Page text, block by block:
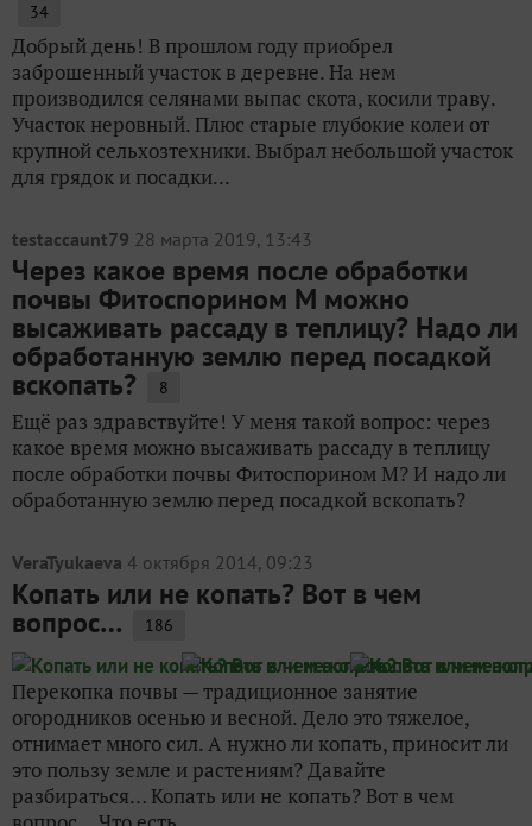
34
Добрый день! В прошлом году приобрел
заброшенный участок в деревне. На нем
производился селянами выпас скота, косили траву.
Участок неровный. Плюс старые глубокие колеи от
крупной сельхозтехники. Выбрал небольшой участок
для грядок и посадки...
testaccaunt79 28 марта 2019, 13:43
Через какое время после обработки
почвы Фитоспорином М можно
высаживать рассаду в теплицу? Надо ли
обработанную землю перед посадкой
вскопать? 8
Ещё раз здравствуйте! У меня такой вопрос: через
какое время можно высаживать рассаду в теплицу
после обработки почвы Фитоспорином М? И надо ли
обработанную землю перед посадкой вскопать?
VeraTyukaeva 4 октября 2014, 09:23
Копать или не копать? Вот в чем
вопрос… 186
Перекопка почвы — традиционное занятие
огородников осенью и весной. Дело это тяжелое,
отнимает много сил. А нужно ли копать, приносит ли
это пользу земле и растениям? Давайте
разбираться… Копать или не копать? Вот в чем